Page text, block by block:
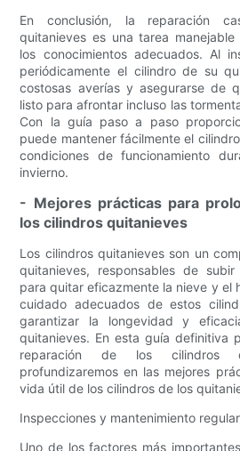
En conclusión, la reparación
quitanieves es una tarea
los conocimientos adecuados. Al
periódicamente el cilindro de su
costosas averías y asegurarse de
listo para afrontar incluso las
Con la guía paso a paso
puede mantener fácilmente el
condiciones de funcionamiento
invierno.
- Mejores prácticas para
los cilindros quitanieves
Los cilindros quitanieves son un
quitanieves, responsables de
para quitar eficazmente la nieve y el
cuidado adecuados de estos
garantizar la longevidad y
quitanieves. En esta guía definitiva
reparación de los cilindros
profundizaremos en las mejores
vida útil de los cilindros de los
Inspecciones y mantenimiento
Uno de los factores más